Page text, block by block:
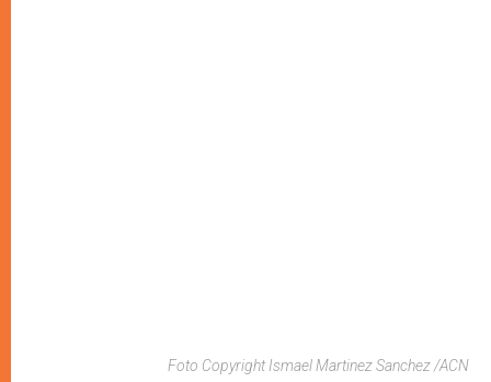
Foto Copyright Ismael Martinez Sanchez /ACN